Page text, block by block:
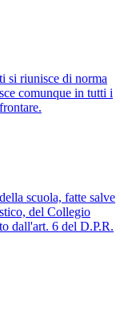
si riunisce di norma
comunque in tutti i
scuola, fatte salve
del Collegio
dall'art. 6 del D.P.R.